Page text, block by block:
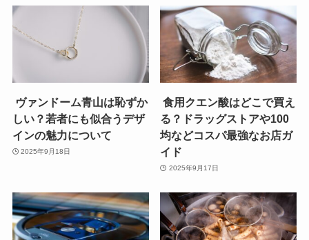
ヴァンドーム青山は恥ずか
しい？若者にも似合うデザ
インの魅力について
2025年9月18日
食用クエン酸はどこで買え
る？ドラッグストアや100
均などコスパ最強なお店ガ
イド
2025年9月17日